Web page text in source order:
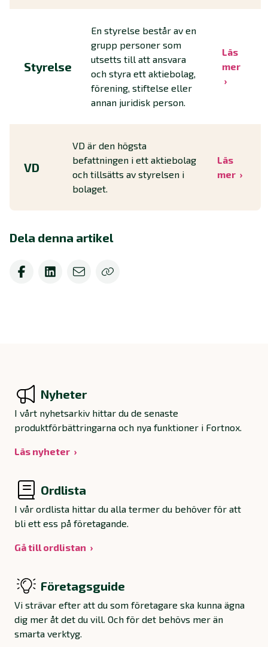
Styrelse
En styrelse består av en
grupp personer som
utsetts till att ansvara
och styra ett aktiebolag,
förening, stiftelse eller
annan juridisk person.
Läs
mer
VD
VD är den högsta
befattningen i ett aktiebolag
och tillsätts av styrelsen i
bolaget.
Läs
mer
Dela denna artikel
Nyheter
I vårt nyhetsarkiv hittar du de senaste
produktförbättringarna och nya funktioner i Fortnox.
Läs nyheter
Ordlista
I vår ordlista hittar du alla termer du behöver för att
bli ett ess på företagande.
Gå till ordlistan
Företagsguide
Vi strävar efter att du som företagare ska kunna ägna
dig mer åt det du vill. Och för det behövs mer än
smarta verktyg.